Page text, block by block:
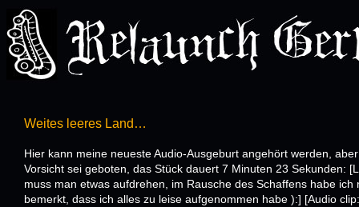
Weites leeres Land…
Hier kann meine neueste Audio-Ausgeburt angehört werden, aber
Vorsicht sei geboten, das Stück dauert 7 Minuten 23 Sekunden:
muss man etwas aufdrehen, im Rausche des Schaffens habe ich
bemerkt, dass ich alles zu leise aufgenommen habe ):] [Audio